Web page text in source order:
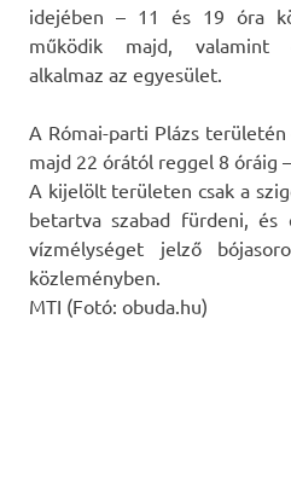
idejében – 11 és 19 óra
működik majd, valamint
alkalmaz az egyesület.
A Római-parti Plázs
majd 22 órától reggel 8 óráig
A kijelölt területen csak a
betartva szabad fürdeni, és
vízmélységet jelző
közleményben.
MTI (Fotó: obuda.hu)